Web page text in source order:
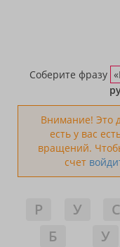
Соберите фразу
Внимание! Это
есть у вас
вращений.
счет
Р У С
Б
У